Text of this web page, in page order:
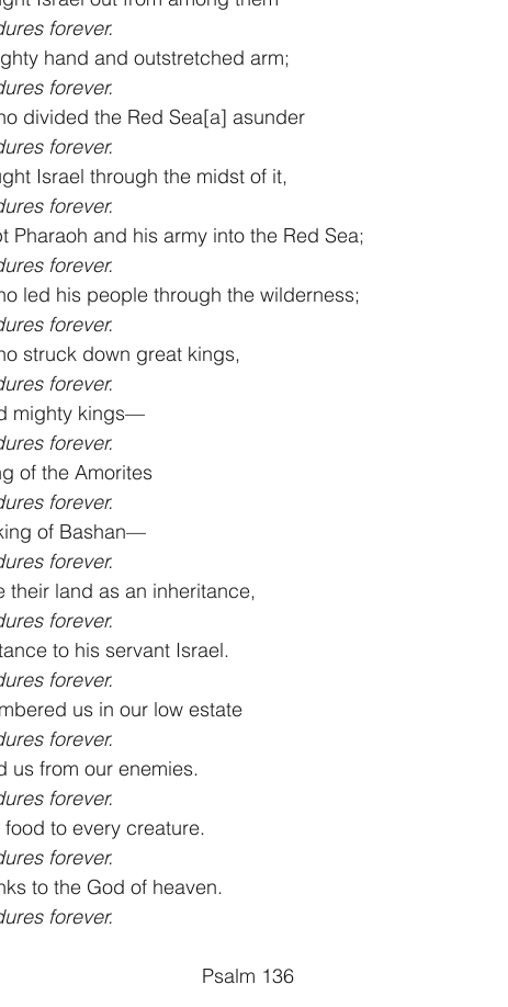
forever.
hand and outstretched arm;
forever.
divided the Red Sea[a] asunder
forever.
Israel through the midst of it,
forever.
Pharaoh and his army into the Red Sea;
forever.
led his people through the wilderness;
forever.
struck down great kings,
forever.
mighty kings—
forever.
of the Amorites
forever.
of Bashan—
forever.
their land as an inheritance,
forever.
to his servant Israel.
forever.
us in our low estate
forever.
us from our enemies.
forever.
to every creature.
forever.
to the God of heaven.
forever.
							Psalm 136